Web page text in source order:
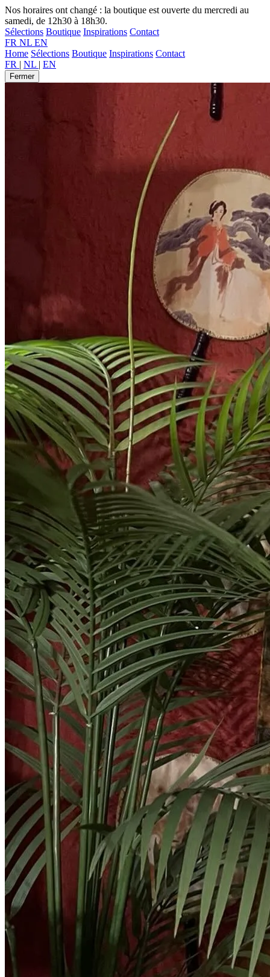
Nos horaires ont changé : la boutique est ouverte du mercredi au
samedi, de 12h30 à 18h30.
Sélections Boutique Inspirations Contact
FR NL EN
Home Sélections Boutique Inspirations Contact
FR | NL | EN
Fermer